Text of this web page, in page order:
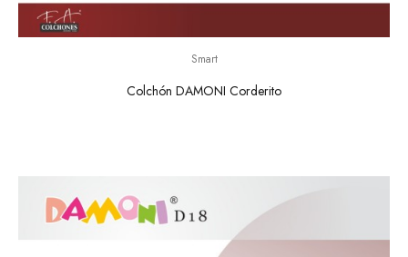
Smart
Colchón DAMONI Corderito